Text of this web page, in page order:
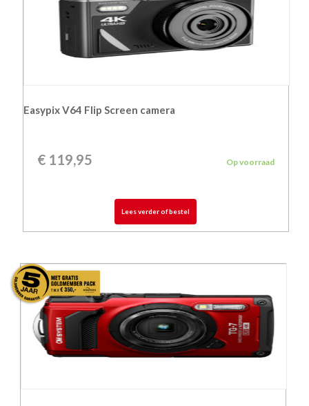
Easypix V64 Flip Screen camera
€119,95 Op voorraad
Lees verder of bestel